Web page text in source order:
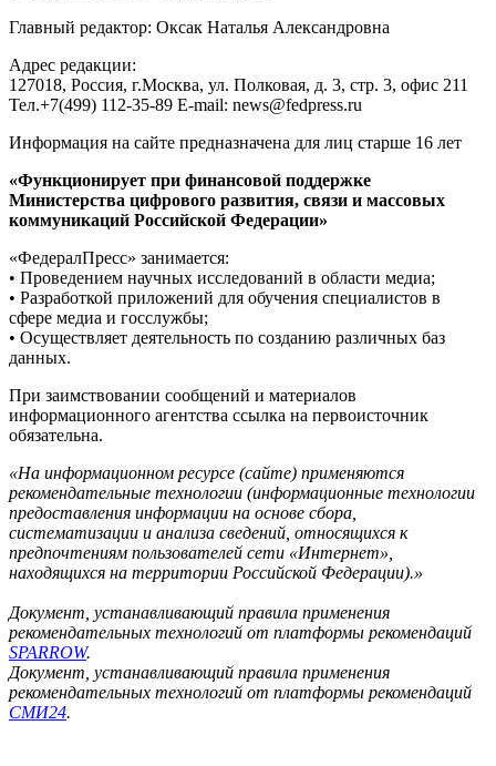
Главный редактор: Оксак Наталья Александровна
Адрес редакции:
127018, Россия, г.Москва, ул. Полковая, д. 3, стр. 3, офис 211
Тел.+7(499) 112-35-89 E-mail: news@fedpress.ru
Информация на сайте предназначена для лиц старше 16 лет
«Функционирует при финансовой поддержке
Министерства цифрового развития, связи и массовых
коммуникаций Российской Федерации»
«ФедералПресс» занимается:
• Проведением научных исследований в области медиа;
• Разработкой приложений для обучения специалистов в
сфере медиа и госслужбы;
• Осуществляет деятельность по созданию различных баз
данных.
При заимствовании сообщений и материалов
информационного агентства ссылка на первоисточник
обязательна.
«На информационном ресурсе (сайте) применяются
рекомендательные технологии (информационные технологии
предоставления информации на основе сбора,
систематизации и анализа сведений, относящихся к
предпочтениям пользователей сети «Интернет»,
находящихся на территории Российской Федерации).»
Документ, устанавливающий правила применения
рекомендательных технологий от платформы рекомендаций
SPARROW.
Документ, устанавливающий правила применения
рекомендательных технологий от платформы рекомендаций
СМИ24.